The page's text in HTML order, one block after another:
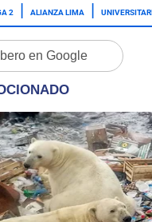
2 ALIANZA LIMA
en Google